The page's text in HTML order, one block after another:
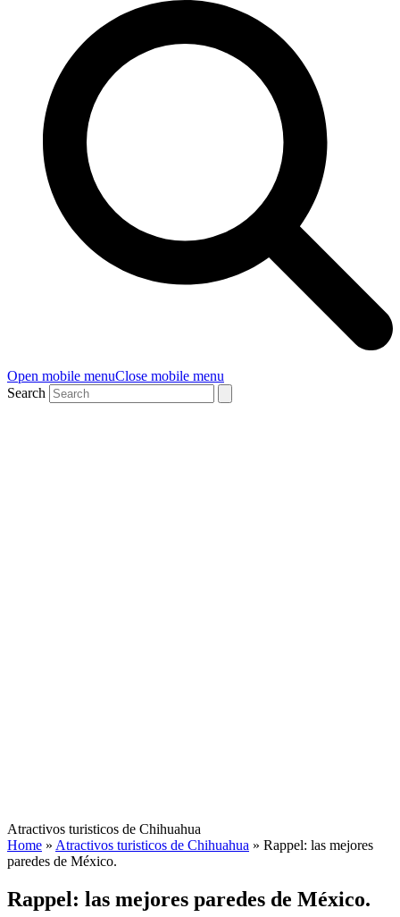
Open mobile menuClose mobile menu
Search
Atractivos turisticos de Chihuahua
Home » Atractivos turisticos de Chihuahua » Rappel: las mejores
paredes de México.
Rappel: las mejores paredes de México.